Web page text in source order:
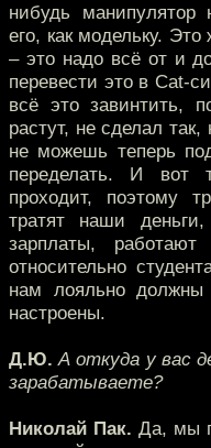
нибудь
его, как модельку.
– это надо всё от и
перевести это в Cat-
всё это завинтить,
растут, не сделал
не можешь теперь
переделать. И вот
проходит, поэтому
тратят наши
зарплаты,
относительно
нам лояльно
настроены.
Д.Ю. А откуда у вас
зарабатываете?
Николай Пак. Да, мы